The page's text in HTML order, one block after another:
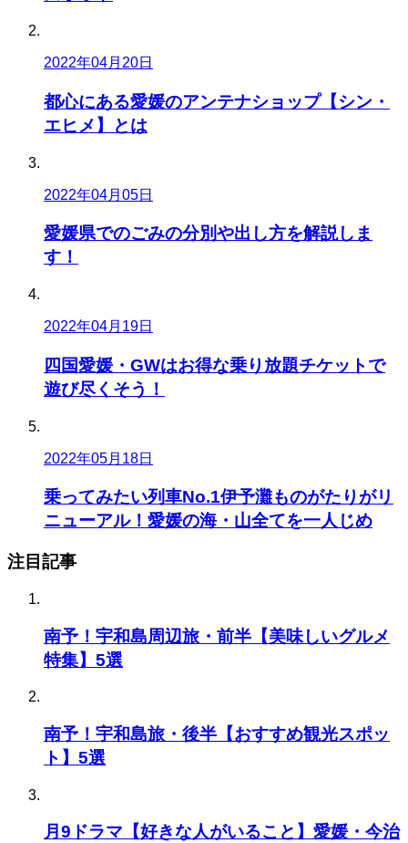
2022年04月20日
都心にある愛媛のアンテナショップ【シン・
エヒメ】とは
2022年04月05日
愛媛県でのごみの分別や出し方を解説しま
す！
2022年04月19日
四国愛媛・GWはお得な乗り放題チケットで
遊び尽くそう！
2022年05月18日
乗ってみたい列車No.1伊予灘ものがたりがリ
ニューアル！愛媛の海・山全てを一人じめ
注目記事
南予！宇和島周辺旅・前半【美味しいグルメ
特集】5選
南予！宇和島旅・後半【おすすめ観光スポッ
ト】5選
月9ドラマ【好きな人がいること】愛媛・今治